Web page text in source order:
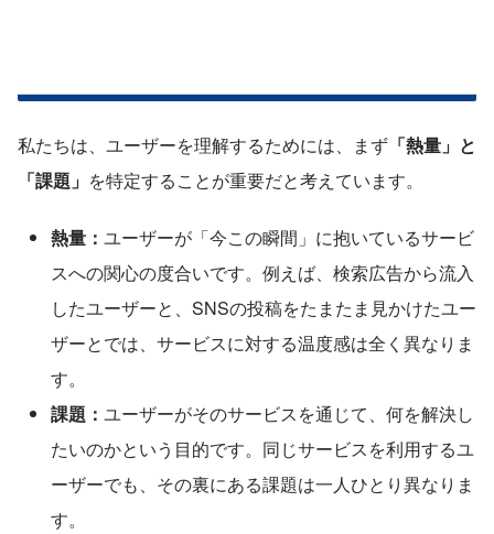
私たちは、ユーザーを理解するためには、まず 「熱量」と
「課題」 を特定することが重要だと考えています。
熱量： ユーザーが「今この瞬間」に抱いているサービ
スへの関心の度合いです。例えば、検索広告から流入
したユーザーと、SNSの投稿をたまたま見かけたユー
ザーとでは、サービスに対する温度感は全く異なりま
す。
課題： ユーザーがそのサービスを通じて、何を解決し
たいのかという目的です。同じサービスを利用するユ
ーザーでも、その裏にある課題は一人ひとり異なりま
す。